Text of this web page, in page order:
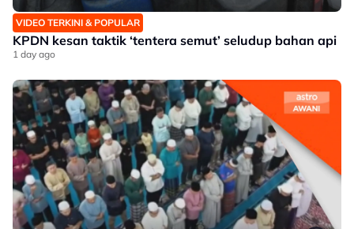
VIDEO TERKINI & POPULAR
KPDN kesan taktik ‘tentera semut’ seludup bahan api
1 day ago